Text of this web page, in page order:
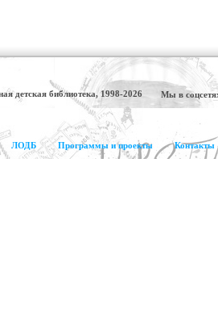
детская библиотека, 1998-2026 Мы в
ЛОДБ Программы и проекты Контакты